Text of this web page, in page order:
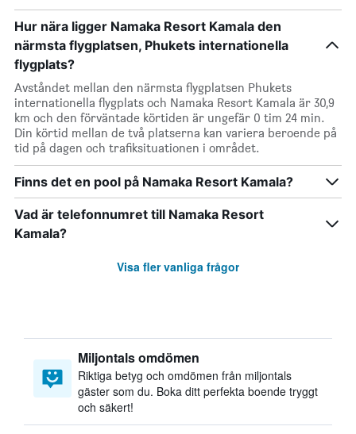
Hur nära ligger Namaka Resort Kamala den
närmsta flygplatsen, Phukets internationella
flygplats?
Avståndet mellan den närmsta flygplatsen Phukets
internationella flygplats och Namaka Resort Kamala är 30,9
km och den förväntade körtiden är ungefär 0 tim 24 min.
Din körtid mellan de två platserna kan variera beroende på
tid på dagen och trafiksituationen i området.
Finns det en pool på Namaka Resort Kamala?
Vad är telefonnumret till Namaka Resort
Kamala?
Visa fler vanliga frågor
Miljontals omdömen
Riktiga betyg och omdömen från miljontals
gäster som du. Boka ditt perfekta boende tryggt
och säkert!